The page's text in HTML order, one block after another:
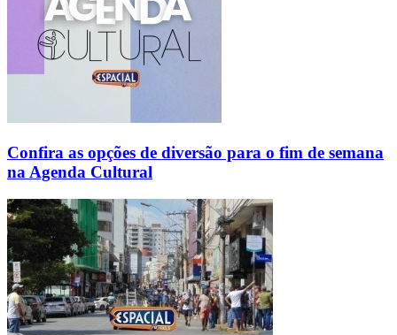
Confira as opções de diversão para o fim de semana
na Agenda Cultural